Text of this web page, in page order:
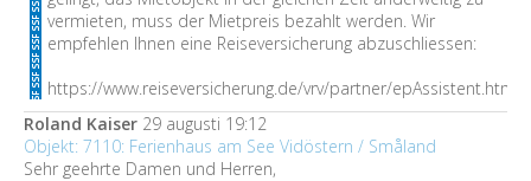
vermieten, muss der Mietpreis bezahlt werden. Wir
empfehlen Ihnen eine Reiseversicherung abzuschliessen:
https://www.reiseversicherung.de/vrv/partner/
Roland Kaiser 29 augusti 19:12
Objekt: 7110: Ferienhaus am See Vidöstern / Småland
Sehr geehrte Damen und Herren,